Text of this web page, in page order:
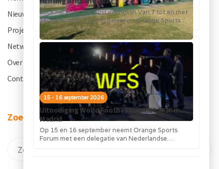
Click here for the post in English Van 7 tot en met
16 september 2026 organiseert Orange Sports
Forum in...
15 - 16 september 2026
Uitnodiging World Football Summit 2026 in
Madrid
Op 15 en 16 september neemt Orange Sports
Forum met een delegatie van Nederlandse
Nieuws
Projecten
Netwerk
Over OSF
Contact
Zoeken